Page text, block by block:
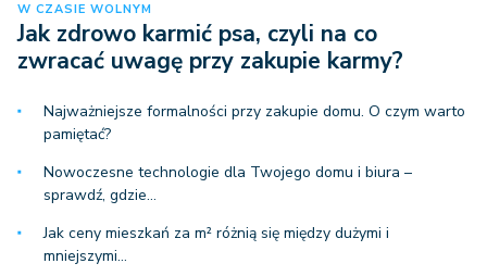
W CZASIE WOLNYM
Jak zdrowo karmić psa, czyli na co
zwracać uwagę przy zakupie karmy?
Najważniejsze formalności przy zakupie domu. O czym warto
pamiętać?
Nowoczesne technologie dla Twojego domu i biura –
sprawdź, gdzie…
Jak ceny mieszkań za m² różnią się między dużymi i
mniejszymi…